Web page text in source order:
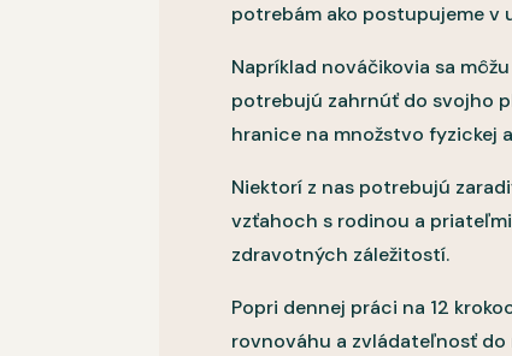
potrebám ako postupujeme v
Napríklad nováčikovia sa
potrebujú zahrnúť do svojho
hranice na množstvo fyzickej
Niektorí z nas potrebujú
vzťahoch s rodinou a
zdravotných záležitostí.
Popri dennej práci na 12
rovnováhu a zvládateľnosť